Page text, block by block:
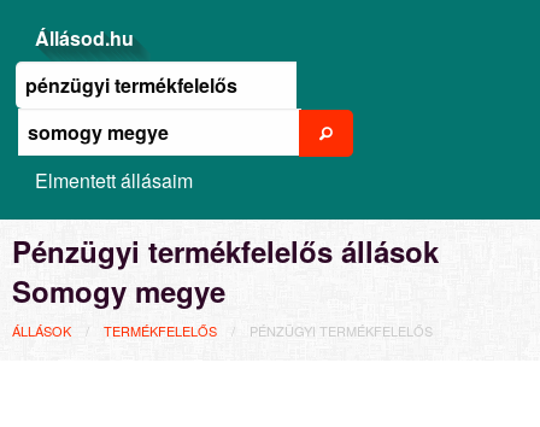
Állásod.hu
Elmentett állásaim
Pénzügyi termékfelelős állások
Somogy megye
ÁLLÁSOK TERMÉKFELELŐS PÉNZÜGYI TERMÉKFELELŐS